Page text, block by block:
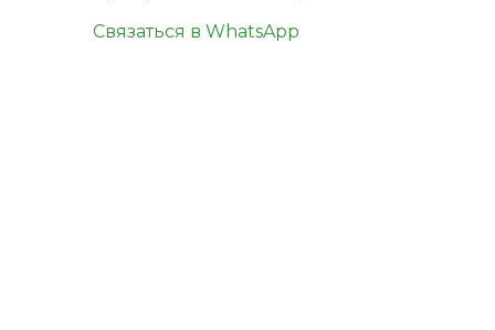
Связаться в WhatsApp